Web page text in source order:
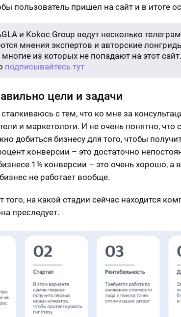
пользователь пришел на сайт и в итоге
и Kokoc Group ведут несколько
мнения экспертов и авторские
многие из которых не попадают на этот сайт.
подписывайтесь тут
цели и задачи
с тем, что ко мне за
и маркетологи. И не очень понятно, что
добиться бизнесу для того, чтобы
конверсии – это достаточно
1% конверсии – это очень хорошо, а
не работает вообще.
того, на какой стадии сейчас находится
преследует.